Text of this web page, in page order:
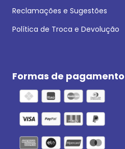
Reclamações e Sugestões
Política de Troca e Devolução
Formas de pagamento